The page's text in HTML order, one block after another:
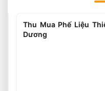
Thu
Mua
Thu Mua Phế Liệu
Dương